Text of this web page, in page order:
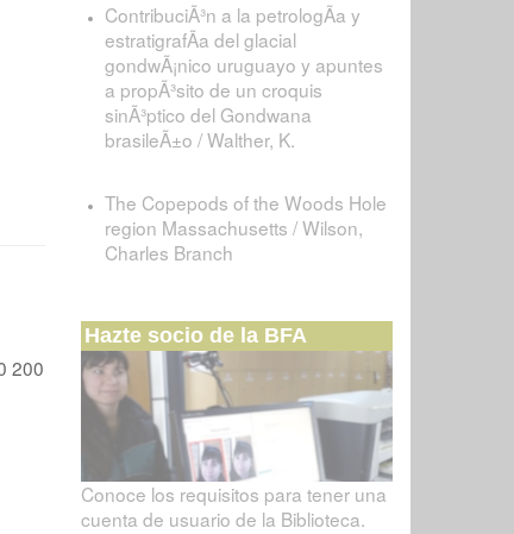
200
ContribuciÃ³n a la petrologÃ­a y
estratigrafÃ­a del glacial
gondwÃ¡nico uruguayo y apuntes
a propÃ³sito de un croquis
sinÃ³ptico del Gondwana
brasileÃ±o / Walther, K.
The Copepods of the Woods Hole
region Massachusetts / Wilson,
Charles Branch
Hazte socio de la BFA
Conoce los requisitos para tener una
cuenta de usuario de la Biblioteca.